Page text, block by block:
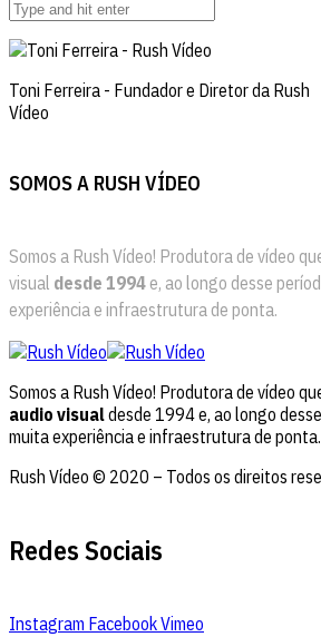
Toni Ferreira - Fundador e Diretor da Rush
Vídeo
SOMOS A RUSH VÍDEO
Somos a Rush Vídeo! Produtora de vídeo
visual desde 1994 e, ao longo desse
experiência e infraestrutura de ponta.
Somos a Rush Vídeo! Produtora de vídeo
audio visualdesde 1994 e, ao longo
muita experiência e infraestrutura de ponta.
Rush Vídeo © 2020 – Todos os direitos
Redes Sociais
Instagram FacebookVimeo